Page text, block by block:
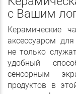
с Вашим
Керамические
аксессуаром
не только
удобный
сенсорным
продуктов в